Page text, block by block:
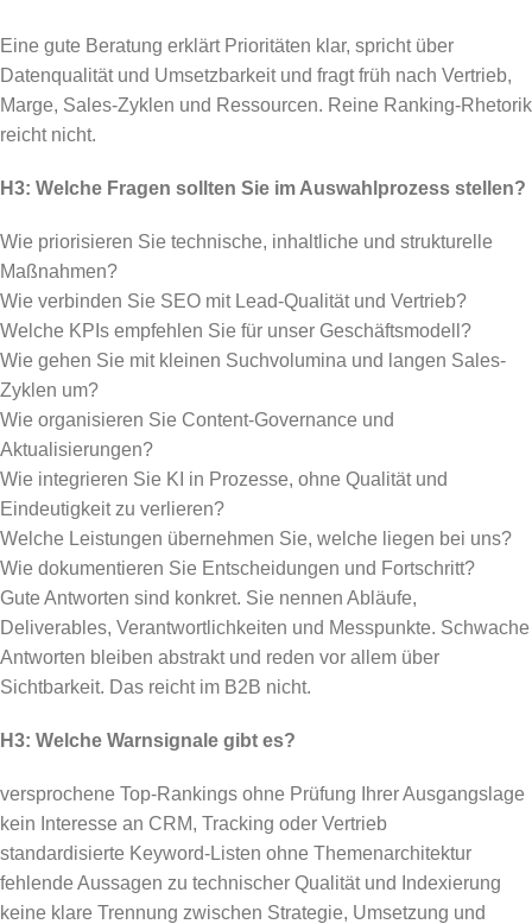
Eine gute Beratung erklärt Prioritäten klar, spricht über
Datenqualität und Umsetzbarkeit und fragt früh nach Vertrieb,
Marge, Sales-Zyklen und Ressourcen. Reine Ranking-Rhetorik
reicht nicht.
H3: Welche Fragen sollten Sie im Auswahlprozess stellen?
Wie priorisieren Sie technische, inhaltliche und strukturelle
Maßnahmen?
Wie verbinden Sie SEO mit Lead-Qualität und Vertrieb?
Welche KPIs empfehlen Sie für unser Geschäftsmodell?
Wie gehen Sie mit kleinen Suchvolumina und langen Sales-
Zyklen um?
Wie organisieren Sie Content-Governance und
Aktualisierungen?
Wie integrieren Sie KI in Prozesse, ohne Qualität und
Eindeutigkeit zu verlieren?
Welche Leistungen übernehmen Sie, welche liegen bei uns?
Wie dokumentieren Sie Entscheidungen und Fortschritt?
Gute Antworten sind konkret. Sie nennen Abläufe,
Deliverables, Verantwortlichkeiten und Messpunkte. Schwache
Antworten bleiben abstrakt und reden vor allem über
Sichtbarkeit. Das reicht im B2B nicht.
H3: Welche Warnsignale gibt es?
versprochene Top-Rankings ohne Prüfung Ihrer Ausgangslage
kein Interesse an CRM, Tracking oder Vertrieb
standardisierte Keyword-Listen ohne Themenarchitektur
fehlende Aussagen zu technischer Qualität und Indexierung
keine klare Trennung zwischen Strategie, Umsetzung und